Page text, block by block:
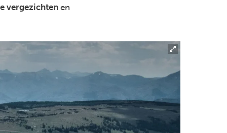
vergezichten en